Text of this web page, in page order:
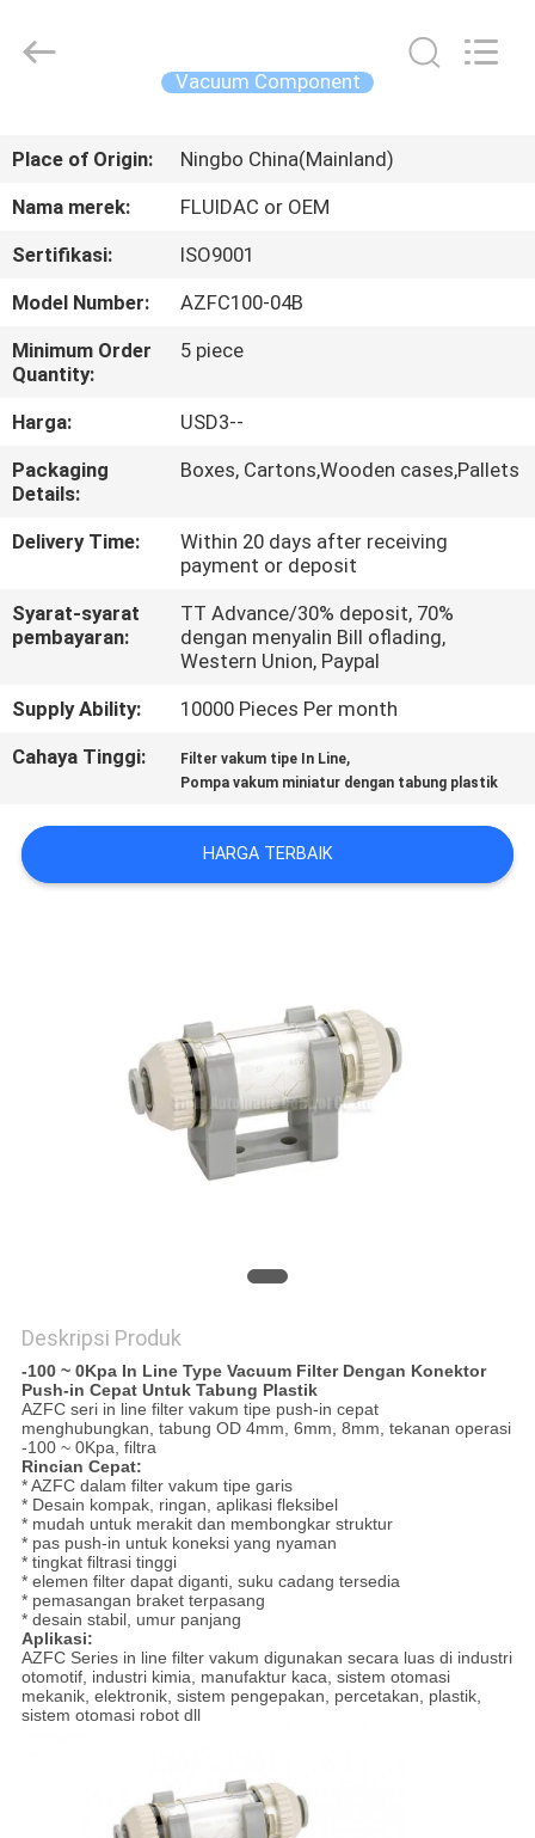
PRODUK
TENTANG
KAMI
TUR
PABRIK
KUALITAS
HUBUNGI
KAMI
PERMINTAAN
PENAWARAN
SITEMAP
AUTOMATIC
CONTROL
Vacuum Component
Place of Origin:
Ningbo China(Mainland)
Nama merek:
FLUIDAC or OEM
Sertifikasi:
ISO9001
Model Number:
AZFC100-04B
Minimum Order
Quantity:
5 piece
Harga:
USD3--
Packaging
Details:
Boxes, Cartons,Wooden cases,Pallets
Delivery Time:
Within 20 days after receiving
payment or deposit
Syarat-syarat
pembayaran:
TT Advance/30% deposit, 70%
dengan menyalin Bill oflading,
Western Union, Paypal
Supply Ability:
10000 Pieces Per month
Cahaya Tinggi:
Filter vakum tipe In Line,
Pompa vakum miniatur dengan tabung plastik
HARGA TERBAIK
Deskripsi Produk
-100 ~ 0Kpa In Line Type Vacuum Filter Dengan Konektor
Push-in Cepat Untuk Tabung Plastik
AZFC seri in line filter vakum tipe push-in cepat
menghubungkan, tabung OD 4mm, 6mm, 8mm, tekanan operasi
-100 ~ 0Kpa, filtra
Rincian Cepat:
* AZFC dalam filter vakum tipe garis
* Desain kompak, ringan, aplikasi fleksibel
* mudah untuk merakit dan membongkar struktur
* pas push-in untuk koneksi yang nyaman
* tingkat filtrasi tinggi
* elemen filter dapat diganti, suku cadang tersedia
* pemasangan braket terpasang
* desain stabil, umur panjang
Aplikasi:
AZFC Series in line filter vakum digunakan secara luas di industri
otomotif, industri kimia, manufaktur kaca, sistem otomasi
mekanik, elektronik, sistem pengepakan, percetakan, plastik,
sistem otomasi robot dll